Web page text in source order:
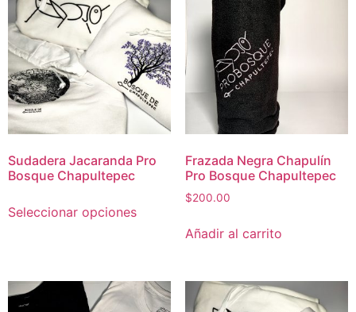
Sudadera Jacaranda Pro
Bosque Chapultepec
Seleccionar opciones
Frazada Negra Chapulín
Pro Bosque Chapultepec
$200.00
Añadir al carrito